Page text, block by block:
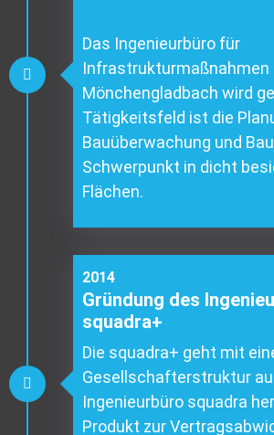
Das Ingenieurbüro für
Infrastrukturmaßnahmen
Mönchengladbach wird
Tätigkeitsfeld ist die
Bauüberwachung und
Schwerpunkt in dicht
Flächen.
2014
Gründung des
squadra+
Die squadra+ geht mit
Gesellschafterstruktur
Ingenieurbüro squadra
Produkt zur